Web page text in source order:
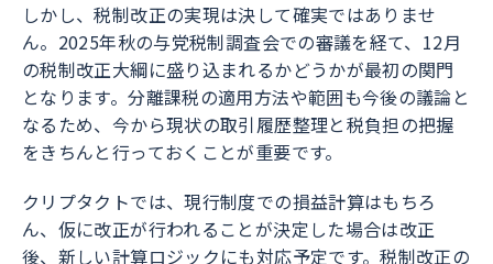
しかし、税制改正の実現は決して確実ではありませ
ん。2025年秋の与党税制調査会での審議を経て、12月
の税制改正大綱に盛り込まれるかどうかが最初の関門
となります。分離課税の適用方法や範囲も今後の議論と
なるため、今から現状の取引履歴整理と税負担の把握
をきちんと行っておくことが重要です。
クリプタクトでは、現行制度での損益計算はもちろ
ん、仮に改正が行われることが決定した場合は改正
後、新しい計算ロジックにも対応予定です。税制改正の